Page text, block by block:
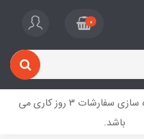
0
زمان آماده سازی سفارشات 3 روز کاری می
باشد.